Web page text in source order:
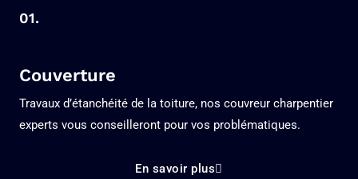
01.
Couverture
Travaux d’étanchéité de la toiture, nos couvreur charpentier
experts vous conseilleront pour vos problématiques.
En savoir plus